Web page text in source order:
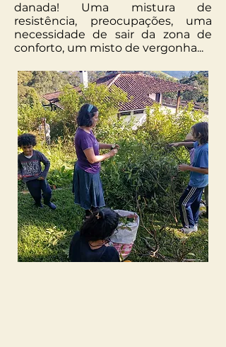
danada! Uma mistura de
resistência, preocupações, uma
necessidade de sair da zona de
conforto, um misto de vergonha...​